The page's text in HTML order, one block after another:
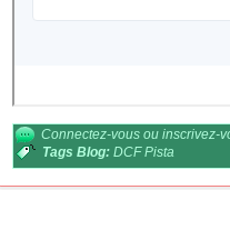
Connectez-vous ou inscrivez-
Tags Blog: DCF Pista